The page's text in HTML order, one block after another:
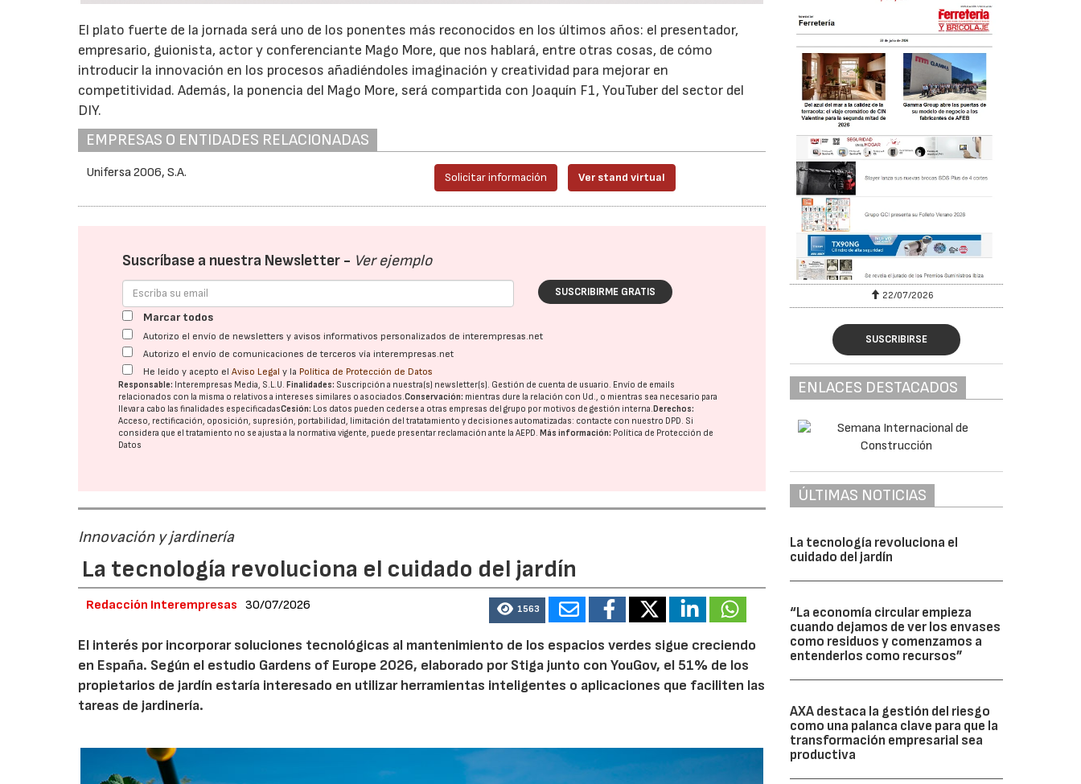
El plato fuerte de la jornada será uno de los ponentes más reconocidos en los últimos años: el presentador,
empresario, guionista, actor y conferenciante Mago More, que nos hablará, entre otras cosas, de cómo
introducir la innovación en los procesos añadiéndoles imaginación y creatividad para mejorar en
competitividad. Además, la ponencia del Mago More, será compartida con Joaquín F1, YouTuber del sector del
DIY.
EMPRESAS O ENTIDADES RELACIONADAS
Unifersa 2006, S.A. Solicitar información Ver stand virtual
Suscríbase a nuestra Newsletter - Ver ejemplo
SUSCRIBIRME GRATIS
Marcar todos
Autorizo el envío de newsletters y avisos informativos personalizados de interempresas.net
Autorizo el envío de comunicaciones de terceros vía interempresas.net
He leído y acepto elAviso Legal y la Política de Protección de Datos
Responsable: Interempresas Media, S.L.U.Finalidades: Suscripción a nuestra(s) newsletter(s). Gestión de cuenta de usuario. Envío de emails
relacionados con la misma o relativos a intereses similares o asociados.Conservación: mientras dure la relación con Ud., o mientras sea necesario para
llevar a cabo las finalidades especificadasCesión: Los datos pueden cederse a otras empresas del grupo por motivos de gestión interna.Derechos:
Acceso, rectificación, oposición, supresión, portabilidad, limitación del tratatamiento y decisiones automatizadas: contacte con nuestro DPD. Si
considera que el tratamiento no se ajusta a la normativa vigente, puede presentar reclamación ante laAEPD.Más información: Política de Protección de
Datos
Innovación y jardinería
La tecnología revoluciona el cuidado del jardín
Redacción Interempresas 30/07/2026 1563
El interés por incorporar soluciones tecnológicas al mantenimiento de los espacios verdes sigue creciendo
en España. Según el estudio Gardens of Europe 2026, elaborado por Stiga junto con YouGov, el 51% de los
propietarios de jardín estaría interesado en utilizar herramientas inteligentes o aplicaciones que faciliten las
tareas de jardinería.
29/07/2026 22/07/2026
SUSCRIBIRSE
ENLACES DESTACADOS
ÚLTIMAS NOTICIAS
La tecnología revoluciona el
cuidado del jardín
“La economía circular empieza
cuando dejamos de ver los envases
como residuos y comenzamos a
entenderlos como recursos”
AXA destaca la gestión del riesgo
como una palanca clave para que la
transformación empresarial sea
productiva